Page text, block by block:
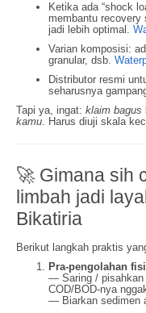
Ketika ada “shock
membantu recovery
jadi lebih optimal.
Varian komposisi:
granular, dsb.
Distributor resmi
seharusnya
Tapi ya, ingat: klaim bagus
kamu. Harus diuji skala
🚀 Gimana sih
limbah jadi
Bikatiria
Berikut langkah praktis
Pra-pengolahan
— Saring / pisahkan
COD/BOD-nya
— Biarkan sedimen